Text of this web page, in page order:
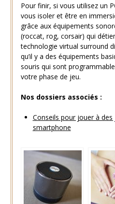
Pour finir, si vous utilisez un
vous isoler et être en
grâce aux équipements
(roccat, rog, corsair) qui
technologie virtual surround
qu’il y a des équipements
souris qui sont
votre phase de jeu.
Nos dossiers associés :
Conseils pour jouer à des
smartphone